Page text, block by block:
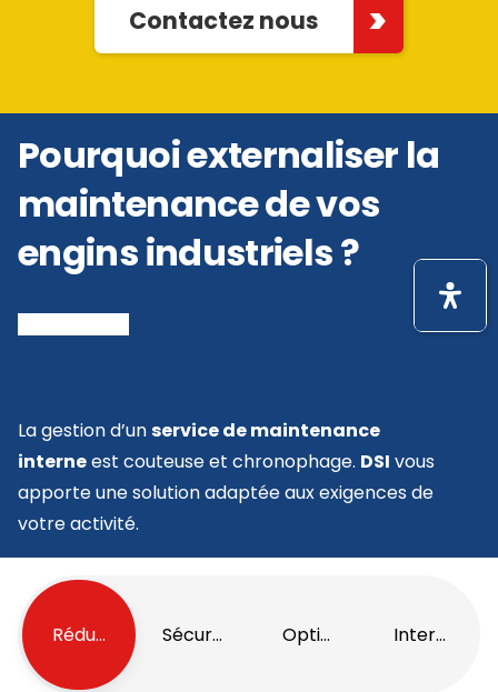
Contactez nous
Pourquoi externaliser la
maintenance de vos
engins industriels ?
La gestion d’unservice de maintenance
interneest couteuse et chronophage. DSI vous
apporte une solution adaptée aux exigences de
votre activité.
Réduction des pannesSécurité renforcéeOptimisation des coûts